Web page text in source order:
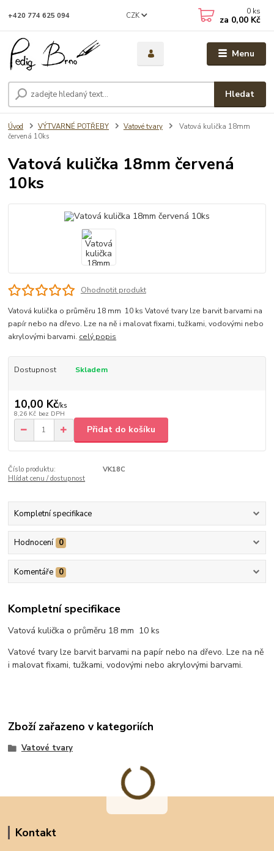
Menu
CZK
Hledat
+420 774 625 094 0 ks
za 0,00 Kč
Úvod VÝTVARNÉ POTŘEBY Vatové tvary
Vatová kulička 18mm
červená 10ks
Vatová kulička 18mm červená
10ks
Ohodnotit produkt
Vatová kulička o průměru 18 mm 10 ks Vatové tvary lze barvit barvami na
papír nebo na dřevo. Lze na ně i malovat fixami, tužkami, vodovými nebo
akrylovými barvami. celý popis
Dostupnost Skladem
10,00 Kč/ks
8,26 Kč bez DPH
Přidat do košíku
Číslo produktu:
VK18C
Hlídat cenu / dostupnost
Kompletní specifikace
Hodnocení 0
Komentáře 0
Kompletní specifikace
Vatová kulička o průměru 18 mm 10 ks
Vatové tvary lze barvit barvami na papír nebo na dřevo. Lze na ně
i malovat fixami, tužkami, vodovými nebo akrylovými barvami.
Zboží zařazeno v kategoriích
Vatové tvary
Kontakt